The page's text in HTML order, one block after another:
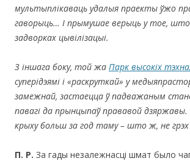
мультыплікаваць удалыя праекты ўжо
гаворыць… І прымушае верыць у тое, што
задворках цывілізацыі.
З іншага боку, той жа Парк высокіх
суперідэямі і «раскруткай» у
замежнай, застаецца ў падважаным
павагі да прынцыпаў прававой дзяржавы.
крыху больш за год таму – што ж, не грэх
П. Р. За гады незалежнасці шмат было